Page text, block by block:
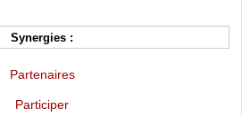
Synergies :
Partenaires
Participer